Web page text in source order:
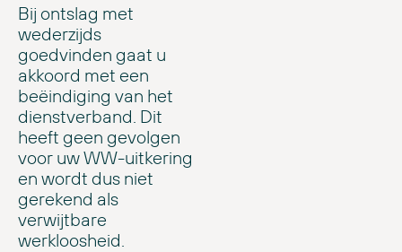
Bij ontslag met
wederzijds
goedvinden gaat u
akkoord met een
beëindiging van het
dienstverband. Dit
heeft geen gevolgen
voor uw WW-uitkering
en wordt dus niet
gerekend als
verwijtbare
werkloosheid.